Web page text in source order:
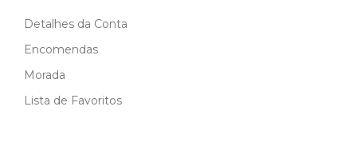
Detalhes da Conta
Encomendas
Morada
Lista de Favoritos